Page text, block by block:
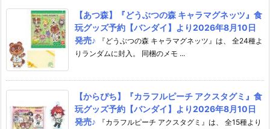
【あつ森】『どうぶつの森 キャラマグネッツ』食
玩グッズ予約【バンダイ】より2026年8月10日
発売♪
『どうぶつの森 キャラマグネッツ』は、 全24種よ
りランダムに封入。 同梱のメモ ...
【からぴち】『カラフルピーチ アクスタグミ』食
玩グッズ予約【バンダイ】より2026年8月10日
発売♪
『カラフルピーチ アクスタグミ』は、 全15種より